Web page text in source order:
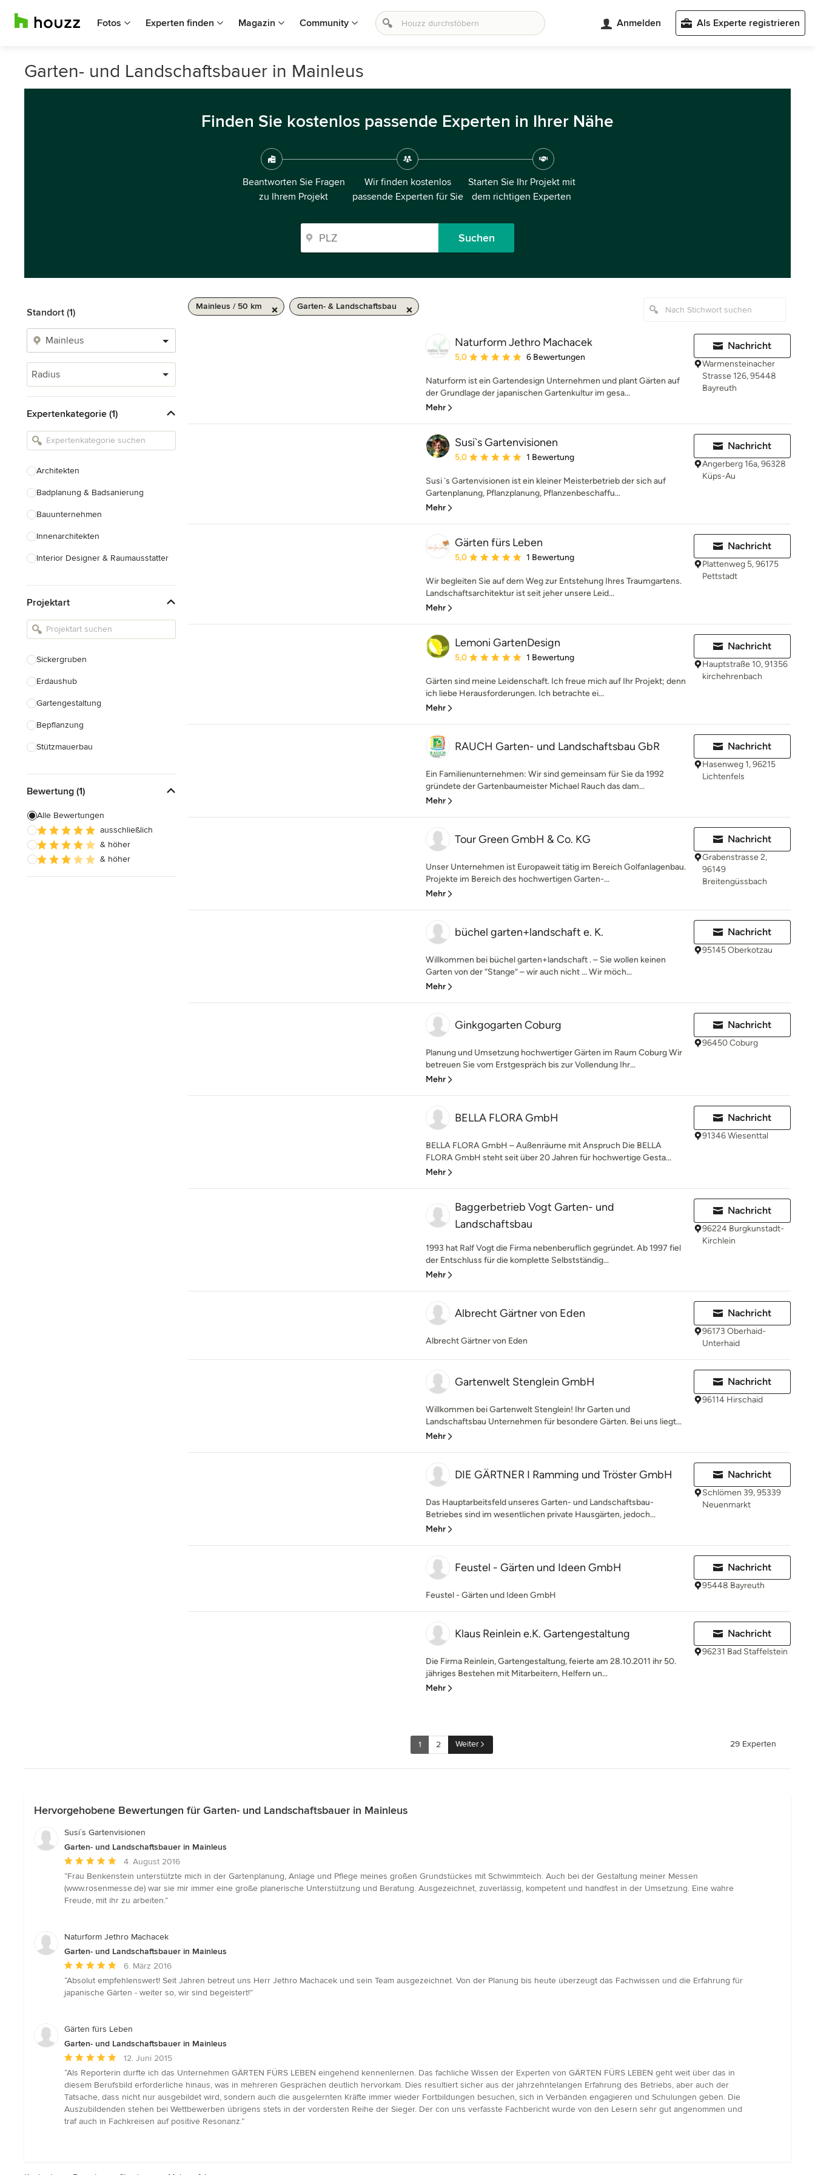
Fotos Experten finden Magazin Community Anmelden Als Experte registrieren
Garten- und Landschaftsbauer in Mainleus
Finden Sie kostenlos passende Experten in Ihrer Nähe
Beantworten Sie Fragen
zu Ihrem Projekt
Wir finden kostenlos
passende Experten für Sie
Starten Sie Ihr Projekt mit
dem richtigen Experten
Suchen
Standort (1)
Radius
Expertenkategorie (1)
Architekten
Badplanung & Badsanierung
Bauunternehmen
Innenarchitekten
Interior Designer & Raumausstatter
Landschaftsarchitekten
Armaturen & Sanitärbedarf
Einbauschränke
Projektart
Sickergruben
Erdaushub
Gartengestaltung
Bepflanzung
Stützmauerbau
Teichbau
Alle anzeigen
Bewertung (1)
Alle Bewertungen
ausschließlich
& höher
& höher
Mainleus / 50 km Garten- & Landschaftsbau
Naturform Jethro Machacek
Durchschnittliche Bewertung: 5 von 5 Sternen
5,0 6 Bewertungen
Naturform ist ein Gartendesign Unternehmen und plant Gärten auf
der Grundlage der japanischen Gartenkultur im gesa...
Mehr
Nachricht
Warmensteinacher
Strasse 126, 95448
Bayreuth
Susi`s Gartenvisionen
Durchschnittliche Bewertung: 5 von 5 Sternen
5,0 1 Bewertung
Susi `s Gartenvisionen ist ein kleiner Meisterbetrieb der sich auf
Gartenplanung, Pflanzplanung, Pflanzenbeschaffu...
Mehr
Nachricht
Angerberg 16a, 96328
Küps-Au
Gärten fürs Leben
Durchschnittliche Bewertung: 5 von 5 Sternen
5,0 1 Bewertung
Wir begleiten Sie auf dem Weg zur Entstehung Ihres Traumgartens.
Landschaftsarchitektur ist seit jeher unsere Leid...
Mehr
Nachricht
Plattenweg 5, 96175
Pettstadt
Lemoni GartenDesign
Durchschnittliche Bewertung: 5 von 5 Sternen
5,0 1 Bewertung
Gärten sind meine Leidenschaft. Ich freue mich auf Ihr Projekt; denn
ich liebe Herausforderungen. Ich betrachte ei...
Mehr
Nachricht
Hauptstraße 10, 91356
kirchehrenbach
RAUCH Garten- und Landschaftsbau GbR
Ein Familienunternehmen: Wir sind gemeinsam für Sie da 1992
gründete der Gartenbaumeister Michael Rauch das dam...
Mehr
Nachricht
Hasenweg 1, 96215
Lichtenfels
Tour Green GmbH & Co. KG
Unser Unternehmen ist Europaweit tätig im Bereich Golfanlagenbau.
Projekte im Bereich des hochwertigen Garten-...
Mehr
Nachricht
Grabenstrasse 2,
96149
Breitengüssbach
büchel garten+landschaft e. K.
Willkommen bei büchel garten+landschaft . – Sie wollen keinen
Garten von der “Stange” – wir auch nicht … Wir möch...
Mehr
Nachricht
95145 Oberkotzau
Ginkgogarten Coburg
Planung und Umsetzung hochwertiger Gärten im Raum Coburg Wir
betreuen Sie vom Erstgespräch bis zur Vollendung Ihr...
Mehr
Nachricht
96450 Coburg
BELLA FLORA GmbH
BELLA FLORA GmbH – Außenräume mit Anspruch Die BELLA
FLORA GmbH steht seit über 20 Jahren für hochwertige Gesta...
Mehr
Nachricht
91346 Wiesenttal
Baggerbetrieb Vogt Garten- und
Landschaftsbau
1993 hat Ralf Vogt die Firma nebenberuflich gegründet. Ab 1997 fiel
der Entschluss für die komplette Selbstständig...
Mehr
Nachricht
96224 Burgkunstadt-
Kirchlein
Albrecht Gärtner von Eden
Albrecht Gärtner von Eden
Nachricht
96173 Oberhaid-
Unterhaid
Gartenwelt Stenglein GmbH
Willkommen bei Gartenwelt Stenglein! Ihr Garten und
Landschaftsbau Unternehmen für besondere Gärten. Bei uns liegt...
Mehr
Nachricht
96114 Hirschaid
DIE GÄRTNER I Ramming und Tröster GmbH
Das Hauptarbeitsfeld unseres Garten- und Landschaftsbau-
Betriebes sind im wesentlichen private Hausgärten, jedoch...
Mehr
Nachricht
Schlömen 39, 95339
Neuenmarkt
Feustel - Gärten und Ideen GmbH
Feustel - Gärten und Ideen GmbH
Nachricht
95448 Bayreuth
Klaus Reinlein e.K. Gartengestaltung
Die Firma Reinlein, Gartengestaltung, feierte am 28.10.2011 ihr 50.
jähriges Bestehen mit Mitarbeitern, Helfern un...
Mehr
Nachricht
96231 Bad Staffelstein
1 2 Weiter 29 Experten
Hervorgehobene Bewertungen für Garten- und Landschaftsbauer in Mainleus
Susi`s Gartenvisionen
Garten- und Landschaftsbauer in Mainleus
Durchschnittliche
Bewertung:
5
von
4. August 2016
“Frau Benkenstein unterstützte mich in der Gartenplanung, Anlage und Pflege meines großen Grundstückes mit Schwimmteich. Auch bei der Gestaltung meiner Messen
(www.rosenmesse.de) war sie mir immer eine große planerische Unterstützung und Beratung. Ausgezeichnet, zuverlässig, kompetent und handfest in der Umsetzung. Eine wahre
Freude, mit ihr zu arbeiten.”
Naturform Jethro Machacek
Garten- und Landschaftsbauer in Mainleus
Durchschnittliche
Bewertung:
5
Sternen
6. März 2016
“Absolut empfehlenswert! Seit Jahren betreut uns Herr Jethro Machacek und sein Team ausgezeichnet. Von der Planung bis heute überzeugt das Fachwissen und die Erfahrung für
japanische Gärten - weiter so, wir sind begeistert!”
Gärten fürs Leben
Garten- und Landschaftsbauer in Mainleus
Durchschnittliche
Bewertung:
5
von
5
Sternen
12. Juni 2015
“Als Reporterin durfte ich das Unternehmen GÄRTEN FÜRS LEBEN eingehend kennenlernen. Das fachliche Wissen der Experten von GÄRTEN FÜRS LEBEN geht weit über das in
diesem Berufsbild erforderliche hinaus, was in mehreren Gesprächen deutlich hervorkam. Dies resultiert sicher aus der jahrzehntelangen Erfahrung des Betriebs, aber auch der
Tatsache, dass nicht nur ausgebildet wird, sondern auch die ausgelernten Kräfte immer wieder Fortbildungen besuchen, sich in Verbänden engagieren und Schulungen geben. Die
Auszubildenden stehen bei Wettbewerben übrigens stets in der vordersten Reihe der Sieger. Der con uns verfasste Fachbericht wurde von den Lesern sehr gut angenommen und
traf auch in Fachkreisen auf positive Resonanz.”